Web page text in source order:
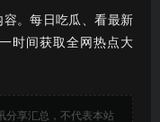
。每日吃瓜、看最新
时间获取全网热点大
分享汇总，不代表本站